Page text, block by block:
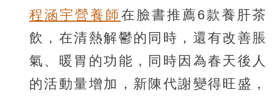
程涵宇營養師 在臉書推薦6款養肝茶
飲，在清熱解鬱的同時，還有改善脹
氣、暖胃的功能，同時因為春天後人
的活動量增加，新陳代謝變得旺盛，